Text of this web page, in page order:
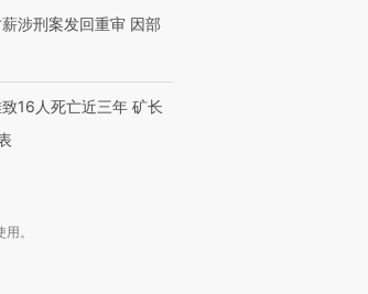
涉刑案发回重审 因部
16人死亡近三年 矿长
。